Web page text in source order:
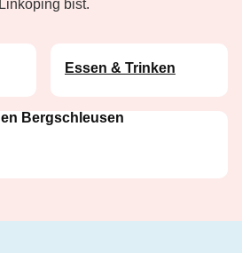
Linköping bist.
Essen & Trinken